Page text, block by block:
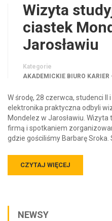
Wizyta
ciastek
Jarosławiu
Kategorie
AKADEMICKIE BIURO KARIER
W środę, 28 czerwca, studenci II
elektronika praktyczna odbyli
Mondelez w Jarosławiu.
firmą i spotkaniem
gdzie gościliśmy Barbarę Sroka.
CZYTAJ WIĘCEJ
NEWSY